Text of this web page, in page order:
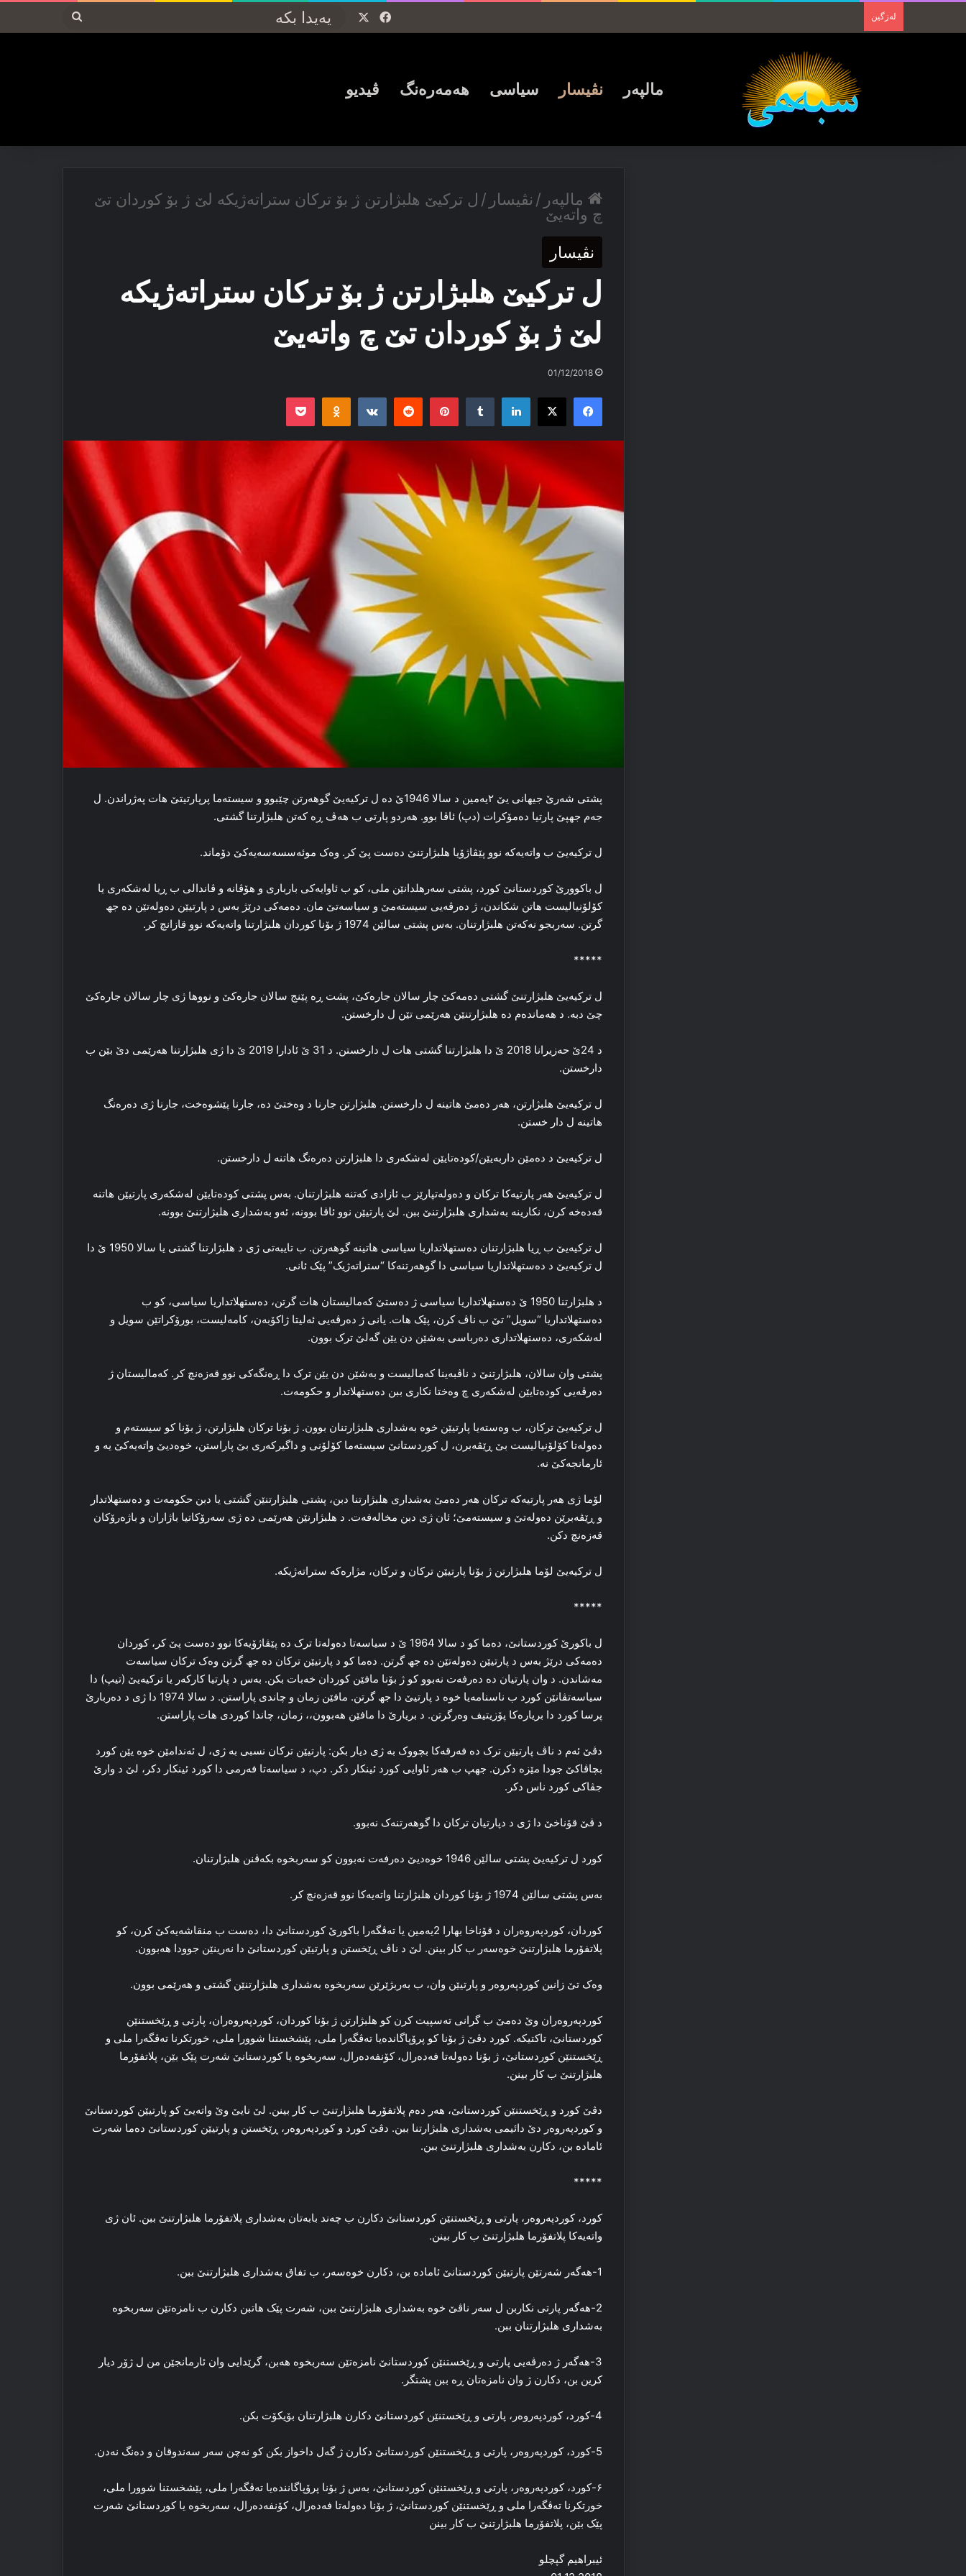
لەزگین Facebook
پەیدا
مالپەر نڤیسار سیاسی ھەمەرەنگ ڤیدیو
مالپەر / نڤیسار / ل ترکیێ هلبژارتن ژ بۆ ترکان ستراته‌ژیکه‌ لێ ژ بۆ کوردان تێ
چ واته‌یێ
نڤیسار
ل ترکیێ هلبژارتن ژ بۆ ترکان ستراته‌ژیکه‌
لێ ژ بۆ کوردان تێ چ واته‌یێ
01/12/2018
Facebook
X
LinkedIn
Tumblr
Pinterest
Reddit
VKontakte
Odnoklassniki
Pocket
پشتی شه‌رێ جیهانی یێ ۲یه‌مین د سالا 1946ێ ده‌ ل ترکیه‌یێ گوهه‌رتن چێبوو و سیسته‌ما پرپارتیتێ هات په‌ژراندن. ل
جه‌م جهپێ پارتیا ده‌مۆکرات (دپ) ئاڤا بوو. هه‌ردو پارتی ب هه‌ڤ ڕه‌ که‌تن هلبژارتنا گشتی.
ل ترکیه‌یێ ب واته‌یه‌که‌ نوو پێڤاژۆیا هلبژارتنێ ده‌ست پێ کر. وه‌ک موئەسسەسه‌یه‌کێ دۆماند.
ل باکوورێ کوردستانێ کورد، پشتی سه‌رهلدانێن ملی، کو ب ئاوایه‌کی بارباری و هۆڤانه‌ و ڤاندالی ب ڕیا له‌شکه‌ری یا
کۆلۆنیالیست هاتن شکاندن، ژ ده‌رڤه‌یی سیسته‌مێ و سیاسه‌تێ مان. ده‌مه‌کی درێژ به‌س د پارتیێن ده‌وله‌تێن ده‌ جھ
گرتن. سەربجو نه‌که‌تن هلبژارتنان. به‌س پشتی سالێن 1974 ژ بۆنا کوردان هلبژارتنا واته‌یه‌که‌ نوو قازانچ کر.
*****
ل ترکیه‌یێ هلبژارتنێ گشتی ده‌مه‌کێ چار سالان جاره‌کێ، پشت ڕه‌ پێنج سالان جاره‌کێ و نووها ژی چار سالان جاره‌کێ
چێ دبه‌. د هه‌مانده‌م ده‌ هلبژارتنێن هه‌رێمی تێن ل دارخستن.
د 24ێ حه‌زیرانا 2018 ێ دا هلبژارتنا گشتی هات ل دارخستن. د 31 ێ ئادارا 2019 ێ دا ژی هلبژارتنا هه‌رێمی دێ بێن ب
دارخستن.
ل ترکیه‌یێ هلبژارتن، هه‌ر ده‌مێ هاتینه‌ ل دارخستن. هلبژارتن جارنا د وه‌ختێ ده‌، جارنا پێشوه‌خت، جارنا ژی ده‌ره‌نگ
هاتینه‌ ل دار خستن.
ل ترکیه‌یێ د ده‌مێن داربه‌یێن/كودەتایێن له‌شکه‌ری دا هلبژارتن ده‌ره‌نگ هاتنه‌ ل دارخستن.
ل ترکیه‌یێ هه‌ر پارتیه‌کا ترکان و ده‌وله‌تپارێز ب ئازادی که‌تنه‌ هلبژارتنان. به‌س پشتی كودەتایێن له‌شکه‌ری پارتیێن هاتنه‌
قه‌ده‌خه‌ کرن، نکارینه‌ به‌شداری هلبژارتنێ ببن. لێ پارتیێن نوو ئاڤا بوونه‌، ئه‌و به‌شداری هلبژارتنێ بوونه‌.
ل ترکیه‌یێ ب ڕیا هلبژارتنان ده‌ستهلاتداریا سیاسی هاتینه‌ گوهه‌رتن. ب تایبه‌تی ژی د هلبژارتنا گشتی یا سالا 1950 ێ دا
ل ترکیه‌یێ د ده‌ستهلاتداریا سیاسی دا گوهه‌رتنه‌کا “ستراته‌ژیک” پێک ئانی.
د هلبژارتنا 1950 ێ ده‌ستهلاتداریا سیاسی ژ ده‌ستێ که‌مالیستان هات گرتن، ده‌ستهلاتداریا سیاسی، کو ب
ده‌ستهلاتداریا “سویل” تێ ب ناڤ کرن، پێک هات. یانی ژ ده‌رڤه‌یی ئه‌لیتا ژاکۆبه‌ن، کامه‌لیست، بورۆکراتێن سویل و
له‌شکه‌ری، ده‌ستهلاتداری ده‌رباسی به‌شێن دن یێن گه‌لێ ترک بوون.
پشتی وان سالان، هلبژارتنێ د ناڤبه‌ینا که‌مالیست و به‌شێن دن یێن ترک دا ڕه‌نگه‌کی نوو قه‌زه‌نچ کر. که‌مالیستان ژ
ده‌رڤه‌یی كودەتایێن له‌شکه‌ری چ وه‌ختا نکاری ببن ده‌ستهلاتدار و حکومه‌ت.
ل ترکیه‌یێ ترکان، ب وه‌سته‌یا پارتیێن خوه‌ به‌شداری هلبژارتنان بوون. ژ بۆنا ترکان هلبژارتن، ژ بۆنا کو سیسته‌م و
ده‌وله‌تا کۆلۆنیالیست بێ ڕێڤه‌برن، ل کوردستانێ سیسته‌ما کۆلۆنی و داگیرکه‌ری بێ پاراستن، خوه‌دیێ واته‌یه‌کێ یه‌ و
ئارمانجه‌کێ نه‌.
لۆما ژی هه‌ر پارتیه‌که‌ ترکان هه‌ر ده‌مێ به‌شداری هلبژارتنا دبن، پشتی هلبژارتنێن گشتی یا دبن حکومه‌ت و ده‌ستهلاتدار
و ڕێڤه‌برێن ده‌وله‌تێ و سیسته‌مێ؛ ئان ژی دبن مخاله‌فه‌ت. د هلبژارنێن هه‌رێمی ده‌ ژی سه‌رۆکاتیا باژاران و باژه‌رۆکان
قه‌زه‌نچ دکن.
ل ترکیه‌یێ لۆما هلبژارتن ژ بۆنا پارتیێن ترکان و ترکان، مژاره‌که‌ ستراته‌ژیکه‌.
*****
ل باکورێ کوردستانێ، ده‌ما کو د سالا 1964 ێ د سیاسه‌تا ده‌وله‌تا ترک ده‌ پێڤاژۆیه‌کا نوو ده‌ست پێ کر، کوردان
ده‌مه‌کی درێژ به‌س د پارتیێن ده‌وله‌تێن ده‌ جھ گرتن. ده‌ما کو د پارتیێن ترکان ده‌ جھ گرتن وه‌ک ترکان سیاسه‌ت
مه‌شاندن. د وان پارتیان ده‌ ده‌رفه‌ت نەبوو کو ژ بۆنا مافێن کوردان خه‌بات بکن. به‌س د پارتیا کارکه‌ر یا ترکیه‌یێ (تیپ) دا
سیاسه‌تڤانێن کورد ب ناسنامه‌یا خوه‌ د پارتیێ دا جھ گرتن. مافێن زمان و چاندی پاراستن. د سالا 1974 دا ژی د ده‌ربارێ
پرسا کورد دا بریاره‌کا پۆزیتیف وه‌رگرتن. د بریارێ دا مافێن هه‌بوون،، زمان، چاندا کوردی هات پاراستن.
دڤێ ئه‌م د ناڤ پارتیێن ترک دە فه‌رقه‌کا بچووک به‌ ژی دیار بکن: پارتیێن ترکان نسبی به‌ ژی، ل ئه‌ندامێن خوه‌ یێن کورد
بچاڤاکێ جودا مێزه‌ دکرن. جهپ ب هه‌ر ئاوایی کورد ئینکار دکر. دپ، د سیاسه‌تا فه‌رمی دا کورد ئینکار دکر، لێ د وارێ
جڤاکی کورد ناس دکر.
د ڤێ قۆناخێ دا ژی د دپارتیان ترکان دا گوهه‌رتنه‌ک نەبوو.
کورد ل ترکیه‌یێ پشتی سالێن 1946 خوه‌دیێ ده‌رفه‌ت نه‌بوون کو سەربخوە بکه‌ڤنن هلبژارتنان.
به‌س پشتی سالێن 1974 ژ بۆنا کوردان هلبژارتنا واته‌یه‌کا نوو قه‌زه‌نچ کر.
کوردان، کوردپه‌روه‌ران د قۆناخا بهارا 2یه‌مین یا ته‌ڤگه‌را باکورێ کوردستانێ دا، ده‌ست ب منقاشه‌یەكێ کرن، کو
پلاتفۆرما هلبژارتنێ خوه‌سه‌ر ب کار بینن. لێ د ناڤ ڕێخستن و پارتیێن کوردستانێ دا نه‌رینێن جوودا هه‌بوون.
وه‌ک تێ زانین کوردپه‌روه‌ر و پارتیێن وان، ب بەربژێرێن سه‌ربخوه‌ به‌شداری هلبژارتنێن گشتی و هه‌رێمی بوون.
کوردپه‌روه‌ران وێ ده‌مێ ب گرانی ته‌سپیت کرن کو هلبژارتن ژ بۆنا کوردان، کوردپه‌روه‌ران، پارتی و ڕێخستنێن
کوردستانێ، تاکتیکه‌. کورد دڤێ ژ بۆنا کو پرۆپاگاندەیا ته‌ڤگه‌را ملی، پێشخستنا شوورا ملی، خورتکرنا ته‌ڤگه‌را ملی و
ڕێخستنێن کوردستانێ، ژ بۆنا ده‌وله‌تا فه‌ده‌رال، کۆنفه‌ده‌رال، سه‌ربخوه‌ یا کوردستانێ شه‌رت پێک بێن، پلاتفۆرما
هلبژارتنێ ب کار بینن.
دڤێ کورد و ڕێخستنێن کوردستانێ، هه‌ر ده‌م پلاتفۆرما هلبژارتنێ ب کار بینن. لێ نایێ وێ واته‌یێ کو پارتیێن کوردستانێ
و کوردپه‌روه‌ر دێ دائیمی به‌شداری هلبژارتنا ببن. دڤێ کورد و کوردپه‌روه‌ر، ڕێخستن و پارتیێن کوردستانێ ده‌ما شه‌رت
ئاماده‌ بن، دکارن به‌شداری هلبژارتنێ ببن.
*****
کورد، کوردپه‌روه‌ر، پارتی و ڕێخستنێن کوردستانێ دکارن ب چه‌ند بابەتان به‌شداری پلاتفۆرما هلبژارتنێ ببن. ئان ژی
واته‌یه‌کا پلاتفۆرما هلبژارتنێ ب کار بینن.
1-هه‌گه‌ر شه‌رتێن پارتیێن کوردستانێ ئاماده‌ بن، دکارن خوه‌سه‌ر، ب تفاق به‌شداری هلبژارتنێ ببن.
2-هه‌گه‌ر پارتی نکاربن ل سه‌ر ناڤێ خوه‌ به‌شداری هلبژارتنێ ببن، شه‌رت پێک هاتبن دکارن ب نامزه‌تێن سه‌ربخوه‌
به‌شداری هلبژارتنان ببن.
3-هه‌گه‌ر ژ ده‌رڤه‌یی پارتی و ڕێخستنێن کوردستانێ نامزه‌تێن سه‌ربخوه‌ هه‌بن، گرێدایی وان ئارمانجێن من ل ژۆر دیار
کرین بن، دکارن ژ وان نامزه‌تان ڕه‌ ببن پشتگر.
4-کورد، کوردپه‌روه‌ر، پارتی و ڕێخستنێن کوردستانێ دکارن هلبژارتنان بۆیكۆت بکن.
5-کورد، کوردپه‌روه‌ر، پارتی و ڕێخستنێن کوردستانێ دکارن ژ گه‌ل داخواز بکن کو نه‌چن سه‌ر سه‌ندوقان و ده‌نگ نه‌دن.
۶-کورد، کوردپه‌روه‌ر، پارتی و ڕێخستنێن کوردستانێ، به‌س ژ بۆنا پرۆپاگانندەیا ته‌ڤگه‌را ملی، پێشخستنا شوورا ملی،
خورتکرنا ته‌ڤگه‌را ملی و ڕێخستنێن کوردستانێ، ژ بۆنا ده‌وله‌تا فه‌ده‌رال، کۆنفه‌ده‌رال، سه‌ربخوه‌ یا کوردستانێ شه‌رت
پێک بێن، پلاتفۆرما هلبژارتنێ ب کار بینن
ئیبراھیم گپچلو